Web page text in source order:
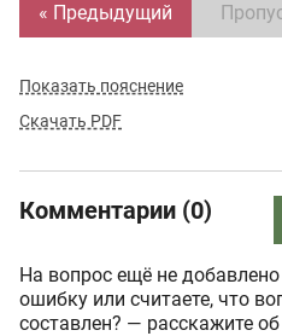
« Предыдущий
Показать пояснение
Скачать PDF
Комментарии (0)
На вопрос ещё не
ошибку или считаете, что
составлен? — расскажите